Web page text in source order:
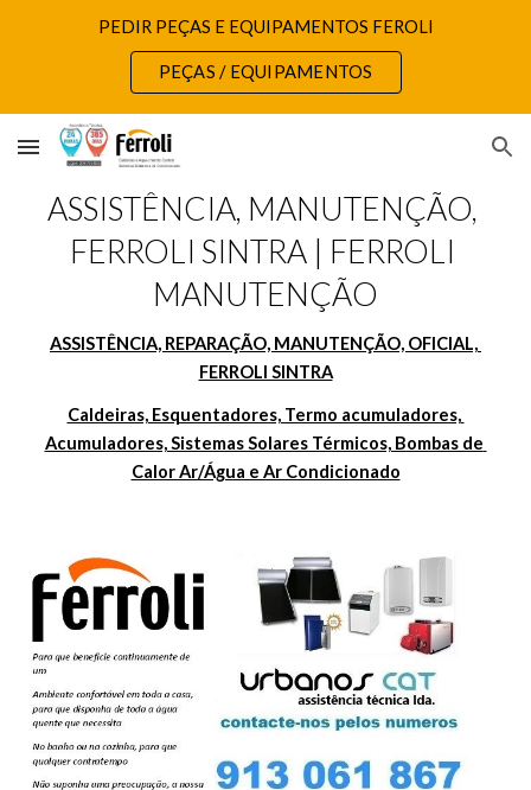
Skip to main content
PEDIR PEÇAS E EQUIPAMENTOS FEROLI
PEÇAS / EQUIPAMENTOS
ASSISTÊNCIA, MANUTENÇÃO,
FERROLI SINTRA | FERROLI
MANUTENÇÃO
ASSISTÊNCIA, REPARAÇÃO, MANUTENÇÃO, OFICIAL,
FERROLI SINTRA
Caldeiras, Esquentadores, Termo acumuladores,
Acumuladores, Sistemas Solares Térmicos, Bombas de
Calor Ar/Água e Ar Condicionado